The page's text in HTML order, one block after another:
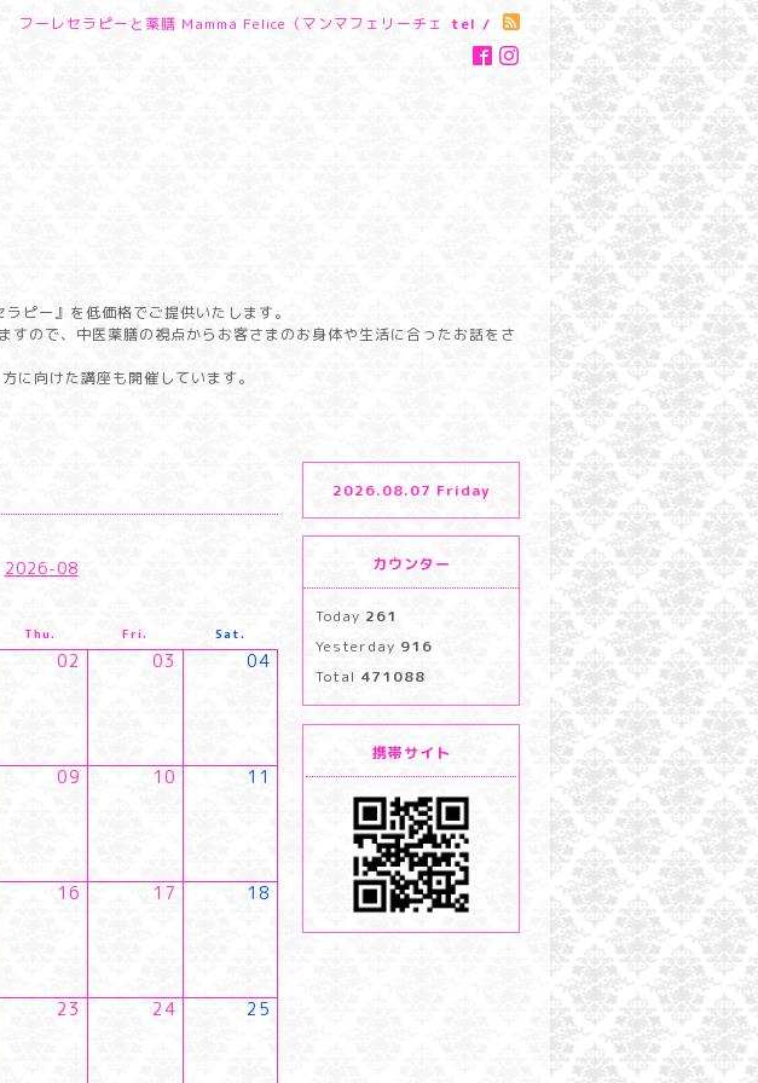
フーレセラピーと薬膳 Mamma Felice（マンマフェリーチェ tel /
ピー』を低価格でご提供いたします。
ので、中医薬膳の視点からお客さまのお身体や生活に合ったお話をさ
に向けた講座も開催しています。
2026-08
Thu. Fri. Sat.
02 03 04
09 10 11
16 17 18
23 24 25
2026.08.07 Friday
カウンター
Today 261
Yesterday 916
Total 471088
携帯サイト